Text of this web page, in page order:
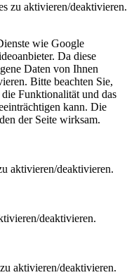
zu aktivieren/deaktivieren.
wie Google
Da diese
Daten von Ihnen
Bitte beachten Sie,
Funktionalität und das
kann. Die
der Seite wirksam.
aktivieren/deaktivieren.
deaktivieren.
aktivieren/deaktivieren.